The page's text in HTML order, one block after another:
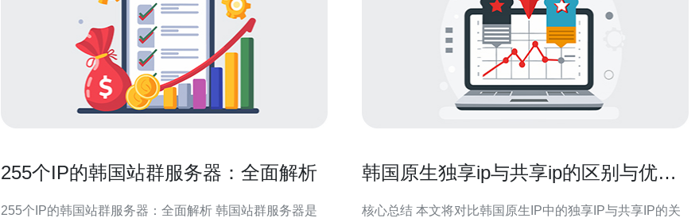
255个IP的韩国站群服务器：全面解析
255个IP的韩国站群服务器：全面解析 韩国站群服务器是
韩国原生独享ip与共享ip的区别与优劣
核心总结 本文将对比韩国原生IP中的独享IP与共享IP的关